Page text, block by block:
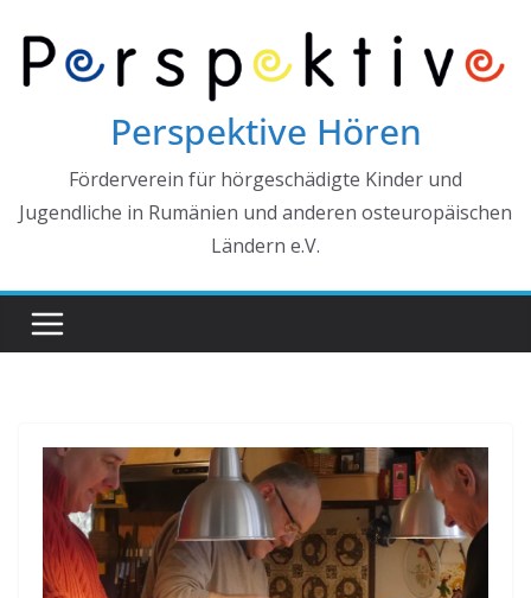
content
Perspektive Hören
Förderverein für hörgeschädigte Kinder und
Jugendliche in Rumänien und anderen osteuropäischen
Ländern e.V.